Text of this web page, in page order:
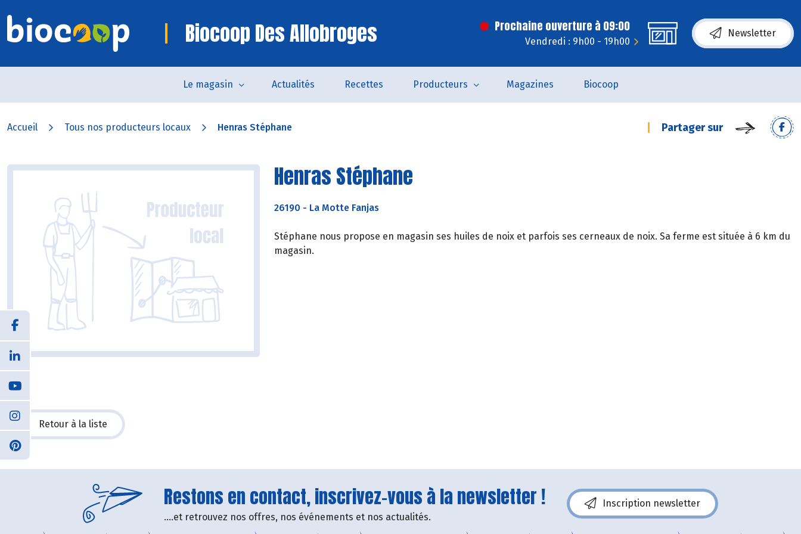
Biocoop Des Allobroges Prochaine ouverture à 09:00
Vendredi : 9h00 - 19h00
Newsletter
Le magasin Actualités Recettes Producteurs Magazines Biocoop
Accueil Tous nos producteurs locaux Henras Stéphane Partager sur
Henras Stéphane
26190 - La Motte Fanjas
Stéphane nous propose en magasin ses huiles de noix et parfois ses cerneaux de noix. Sa ferme est située à 6 km du
magasin.
Retour à la liste
Restons en contact, inscrivez-vous à la newsletter !
....et retrouvez nos offres, nos événements et nos actualités.
Inscription newsletter